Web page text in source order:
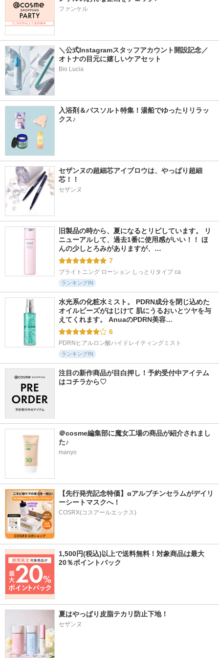
ファンケル
＼公式Instagramスタッフアカウント開設記念／
オトナの目元に嬉しいケアセット
Bio Lucia
入浴剤＆バスソルト特集！湯船でゆったりリラッ
クス♪
セザンヌの超細芯アイブロウは、やっぱり超細
芯！！
セザンヌ
旧製品の時から、夏になるとリピしています。 リ
ニューアルして、過去1番に使用感がいい！！ ほ
んの少しとろみがありますが、…
7
ブライトニング ローション しっとりタイプ ca
ランキングIN
水光系の化粧水ミスト。 PDRN成分を閉じ込めた
オイルビーズがはじけて 肌にうるおいとツヤを与
えてくれます。 AnuaのPDRN美容…
6
PDRNヒアルロン酸ハイドレイティングミスト
ランキングIN
注目の新作商品が目白押し！予約受付中アイテム
はコチラから♡
＠cosme編集部に魔女工場の商品が紹介されまし
た♪
manyo
【先行発売記念特価】αアルブチンセラムがデイリ
ーシートマスクへ！
COSRX(コスアールエックス)
1,500円(税込)以上で送料無料！対象商品は最大
20％ポイントバック
夏はやっぱり皮脂テカリ防止下地！
セザンヌ